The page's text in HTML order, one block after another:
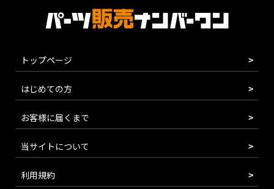
トップページ
はじめての方
お客様に届くまで
当サイトについて
利用規約